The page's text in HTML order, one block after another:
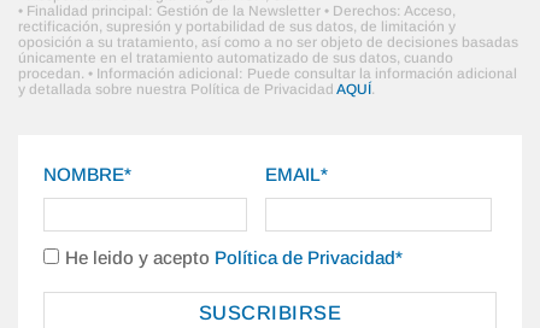
• Finalidad principal: Gestión de la Newsletter • Derechos: Acceso,
rectificación, supresión y portabilidad de sus datos, de limitación y
oposición a su tratamiento, así como a no ser objeto de decisiones basadas
únicamente en el tratamiento automatizado de sus datos, cuando
procedan. • Información adicional: Puede consultar la información adicional
y detallada sobre nuestra Política de Privacidad AQUÍ.
NOMBRE* EMAIL*
He leido y acepto Política de Privacidad*